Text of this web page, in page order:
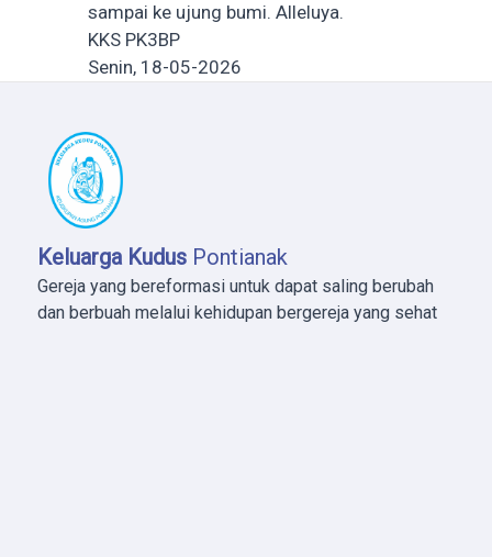
sampai ke ujung bumi. Alleluya.
KKS PK3BP
Senin, 18-05-2026
Keluarga Kudus Pontianak
Gereja yang bereformasi untuk dapat saling berubah
dan berbuah melalui kehidupan bergereja yang sehat